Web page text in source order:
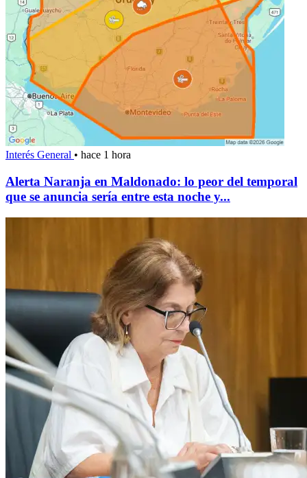
Interés General • hace 1 hora
Alerta Naranja en Maldonado: lo peor del temporal
que se anuncia sería entre esta noche y...